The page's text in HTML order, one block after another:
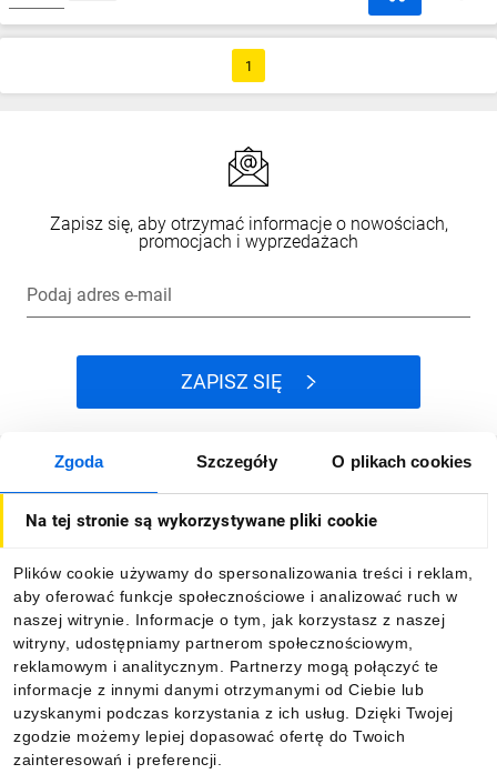
Zgoda Szczegóły O plikach cookies
Na tej stronie są wykorzystywane pliki cookie
Plików cookie używamy do spersonalizowania treści i reklam,
aby oferować funkcje społecznościowe i analizować ruch w
naszej witrynie. Informacje o tym, jak korzystasz z naszej
witryny, udostępniamy partnerom społecznościowym,
reklamowym i analitycznym. Partnerzy mogą połączyć te
informacje z innymi danymi otrzymanymi od Ciebie lub
uzyskanymi podczas korzystania z ich usług. Dzięki Twojej
zgodzie możemy lepiej dopasować ofertę do Twoich
zainteresowań i preferencji.
1
Zapisz się, aby otrzymać informacje o nowościach,
promocjach i wyprzedażach
Podaj adres e-mail
ZAPISZ SIĘ
Dla kupujących
Informacje
Pobierz naszą aplikację mobilną: